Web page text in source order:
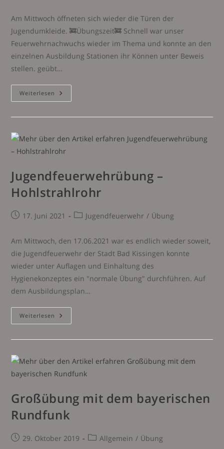
Am Mittwoch öffneten sich wieder die Türen der
Jugendumkleide. 🚒Übungszeit🚒 Schnell war unser
Feuerwehrnachwuchs wieder im Thema und konnte an den
einzelnen Ausbildung Stationen ihr Können unter Beweis
stellen. geübt…
Weiterlesen Jugendübung
Am
Jugendfeuerwehrübung –
Hohlstrahlrohr
Beitrag17. Juni 2021
Beitrags-
Jugendfeuerwehr / Übung
Am Mittwoch, den 17.06.2021 war es endlich wieder soweit,
die Jugendfeuerwehr der Stadt Bad Kissingen konnte
wieder unter Auflagen und Einhaltung des
Hygienekonzeptes ein "normale Übung" durchführen. Auf
dem Ausbildungsplan…
Weiterlesen Jugendfeuerwehrübung
–
Großübung mit dem bayerischen
Rundfunk
Beitrag29. Oktober 2019
Beitrags-
Allgemein / Übung